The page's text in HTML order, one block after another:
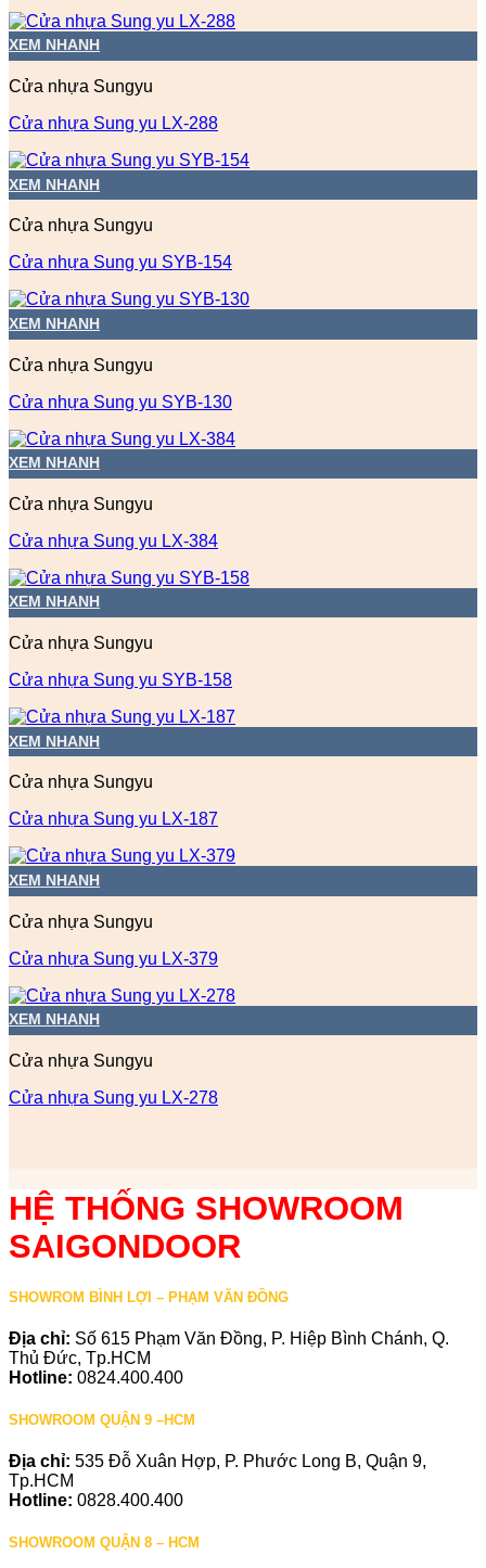
XEM NHANH
Cửa nhựa Sungyu
Cửa nhựa Sung yu LX-288
XEM NHANH
Cửa nhựa Sungyu
Cửa nhựa Sung yu SYB-154
XEM NHANH
Cửa nhựa Sungyu
Cửa nhựa Sung yu SYB-130
XEM NHANH
Cửa nhựa Sungyu
Cửa nhựa Sung yu LX-384
XEM NHANH
Cửa nhựa Sungyu
Cửa nhựa Sung yu SYB-158
XEM NHANH
Cửa nhựa Sungyu
Cửa nhựa Sung yu LX-187
XEM NHANH
Cửa nhựa Sungyu
Cửa nhựa Sung yu LX-379
XEM NHANH
Cửa nhựa Sungyu
Cửa nhựa Sung yu LX-278
HỆ THỐNG SHOWROOM
SAIGONDOOR
SHOWROM BÌNH LỢI – PHẠM VĂN ĐỒNG
Địa chỉ: Số 615 Phạm Văn Đồng, P. Hiệp Bình Chánh, Q.
Thủ Đức, Tp.HCM
Hotline: 0824.400.400
SHOWROOM QUẬN 9 –HCM
Địa chỉ: 535 Đỗ Xuân Hợp, P. Phước Long B, Quận 9,
Tp.HCM
Hotline: 0828.400.400
SHOWROOM QUẬN 8 – HCM